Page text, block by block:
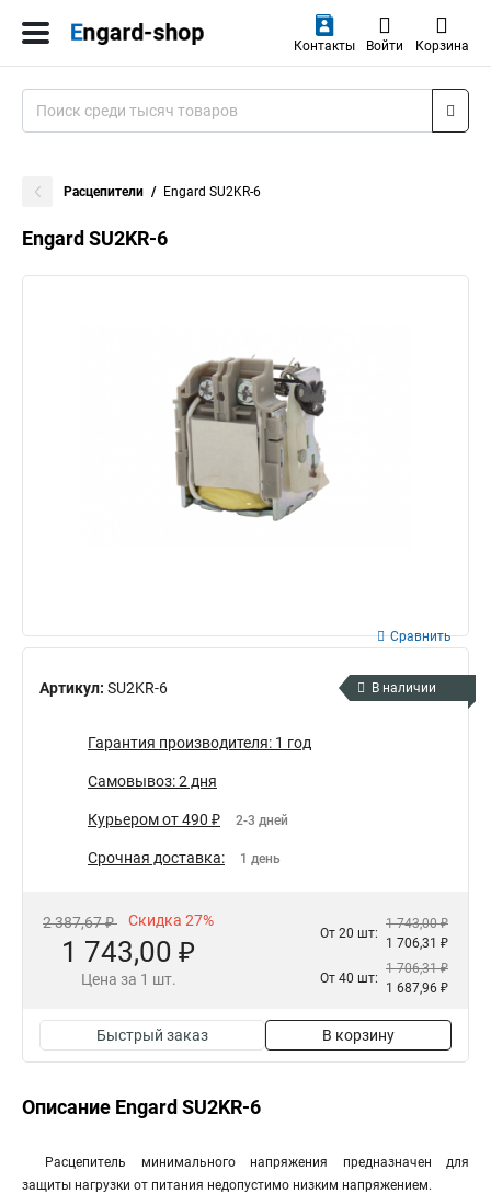
Контакты Войти Корзина
Расцепители Engard SU2KR-6
Engard SU2KR-6
Артикул: SU2KR-6
Сравнить
В наличии
Гарантия производителя: 1 год
Самовывоз: 2 дня
Курьером от 490 ₽ 2-3 дней
Срочная доставка: 1 день
2 387,67 ₽ Скидка 27%
1 743,00 ₽
Цена за 1 шт.
От 20 шт:
1 743,00 ₽
1 706,31 ₽
От 40 шт:
1 706,31 ₽
1 687,96 ₽
Быстрый заказ В корзину
Описание Engard SU2KR-6
Расцепитель минимального напряжения предназначен для
защиты нагрузки от питания недопустимо низким напряжением.